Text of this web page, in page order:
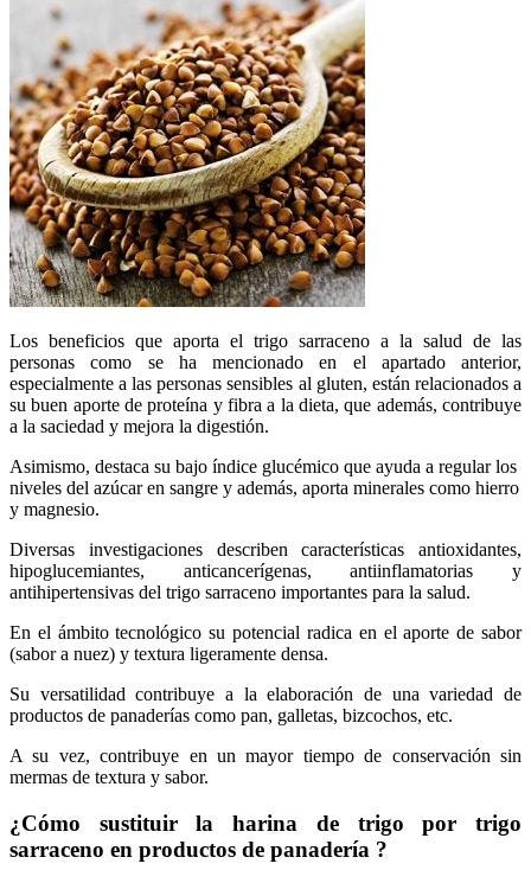
Los beneficios que aporta el trigo sarraceno a la salud de las
personas como se ha mencionado en el apartado anterior,
especialmente a las personas sensibles al gluten, están relacionados a
su buen aporte de proteína y fibra a la dieta, que además, contribuye
a la saciedad y mejora la digestión.
Asimismo, destaca su bajo índice glucémico que ayuda a regular los
niveles del azúcar en sangre y además, aporta minerales como hierro
y magnesio.
Diversas investigaciones describen características antioxidantes,
hipoglucemiantes, anticancerígenas, antiinflamatorias y
antihipertensivas del trigo sarraceno importantes para la salud.
En el ámbito tecnológico su potencial radica en el aporte de sabor
(sabor a nuez) y textura ligeramente densa.
Su versatilidad contribuye a la elaboración de una variedad de
productos de panaderías como pan, galletas, bizcochos, etc.
A su vez, contribuye en un mayor tiempo de conservación sin
mermas de textura y sabor.
¿Cómo sustituir la harina de trigo por trigo
sarraceno en productos de panadería ?